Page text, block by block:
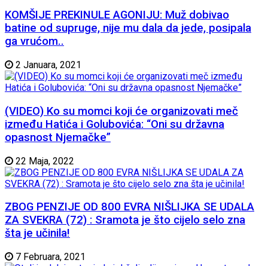
KOMŠIJE PREKINULE AGONIJU: Muž dobivao
batine od supruge, nije mu dala da jede, posipala
ga vrućom..
2 Januara, 2021
(VIDEO) Ko su momci koji će organizovati meč
između Hatića i Golubovića: “Oni su državna
opasnost Njemačke”
22 Maja, 2022
ZBOG PENZIJE OD 800 EVRA NIŠLIJKA SE UDALA
ZA SVEKRA (72) : Sramota je što cijelo selo zna
šta je učinila!
7 Februara, 2021